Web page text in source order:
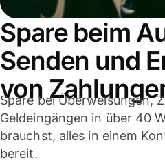
Spare beim
Senden und
von
Spare bei Überweisungen,
Geldeingängen in über 40
brauchst, alles in einem
bereit.